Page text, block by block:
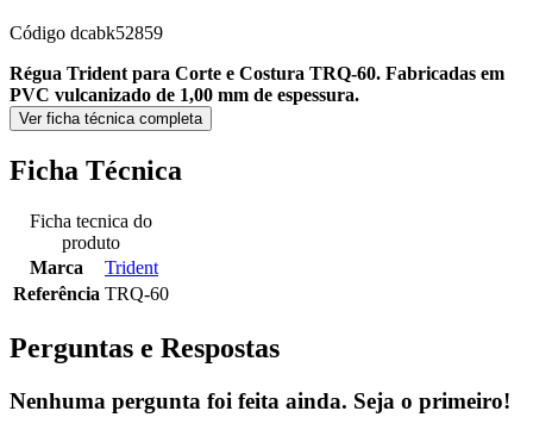
Código dcabk52859
Régua Trident para Corte e Costura TRQ-60. Fabricadas em
PVC vulcanizado de 1,00 mm de espessura.
Ver ficha técnica completa
Ficha Técnica
Ficha tecnica do
produto
Marca
Trident
Referência TRQ-60
Perguntas e Respostas
Nenhuma pergunta foi feita ainda. Seja o primeiro!